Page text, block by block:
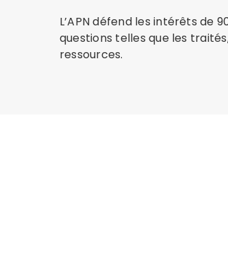
L’APN défend les intérêts de
questions telles que les
ressources.